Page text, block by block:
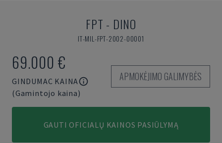
FPT - DINO
IT-MIL-FPT-2002-00001
69.000 €
GINDUMAC KAINA
(Gamintojo kaina)
APMOKĖJIMO GALIMYBĖS
GAUTI OFICIALŲ KAINOS PASIŪLYMĄ